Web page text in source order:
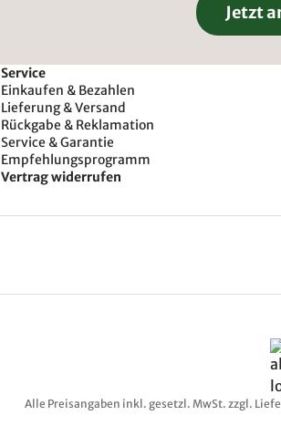
Jetzt
Service
Einkaufen & Bezahlen
Lieferung & Versand
Rückgabe & Reklamation
Service & Garantie
Empfehlungsprogramm
Vertrag widerrufen
Alle Preisangaben inkl. gesetzl. MwSt. zzgl.